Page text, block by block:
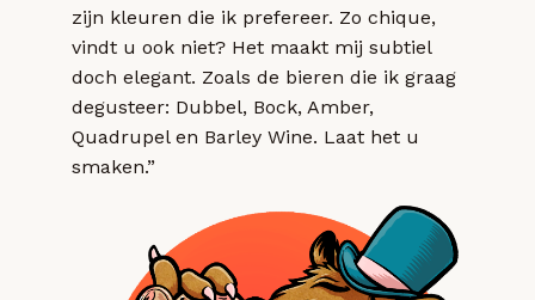
zijn kleuren die ik prefereer. Zo chique,
vindt u ook niet? Het maakt mij subtiel
doch elegant. Zoals de bieren die ik graag
degusteer: Dubbel, Bock, Amber,
Quadrupel en Barley Wine. Laat het u
smaken.”